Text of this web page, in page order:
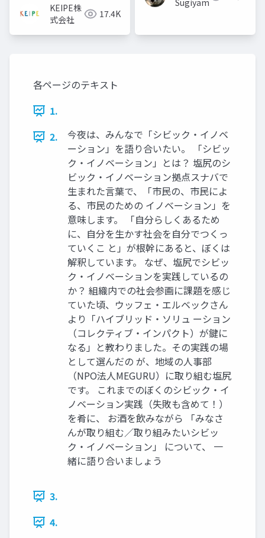
KEIPE株
式会社
17.4K
各ページのテキスト
1.
2.
今夜は、みんなで「シビック・イノベ
ーション」を語り合いたい。 「シビッ
ク・イノベーション」とは？ 塩尻のシ
ビック・イノベーション拠点スナバで
生まれた言葉で、「市民の、市民によ
る、市民のための イノベーション」を
意味します。 「自分らしくあるため
に、自分を生かす社会を自分でつくっ
ていくこ と」が根幹にあると、ぼくは
解釈しています。 なぜ、塩尻でシビッ
ク・イノベーションを実践しているの
か？ 組織内での社会参画に課題を感じ
ていた頃、ウッフェ・エルベックさん
より「ハイブリッド・ソリュ ーション
（コレクティブ・インパクト）が鍵に
なる」と教わりました。その実践の場
として選んだの が、地域の人事部
（NPO法人MEGURU）に取り組む塩尻
です。 これまでのぼくのシビック・イ
ノベーション実践（失敗も含めて！）
を肴に、 お酒を飲みながら 「みなさ
んが取り組む／取り組みたいシビッ
ク・イノベーション」 について、 一
緒に語り合いましょう
3.
4.